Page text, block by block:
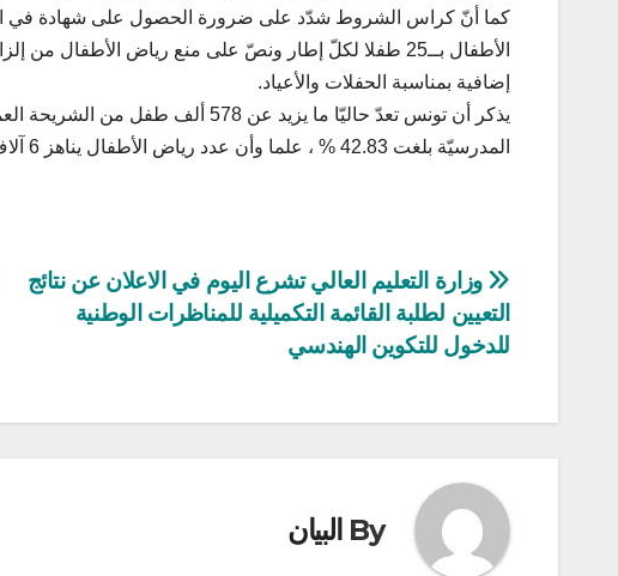
كما أنّ كراس الشروط شدّد على ضرورة الحصول على شهادة في
الأطفال بــ25 طفلا لكلّ إطار ونصّ على منع رياض الأطفال
إضافية بمناسبة الحفلات والأعياد.
المدرسيّة بلغت 42.83 % ، علما وأن عدد رياض الأطفال يناهز 6 آلاف مؤسسة تشغل قرابة 20 ألف إطار تربوي.
تصفّح
المقالات
وزارة التعليم العالي تشرع اليوم في الاعلان عن نتائج
التعيين لطلبة القائمة التكميلية للمناظرات الوطنية
للدخول للتكوين الهندسي
By البيان